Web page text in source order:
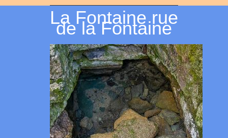
La Fontaine rue
de la Fontaine